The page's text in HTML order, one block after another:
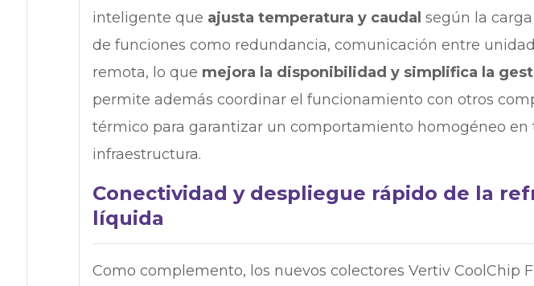
inteligente que ajusta temperatura y caudal según la
de funciones como redundancia, comunicación entre
remota, lo que mejora la disponibilidad y simplifica la
permite además coordinar el funcionamiento con otros
térmico para garantizar un comportamiento homogéneo en
infraestructura.
Conectividad y despliegue rápido de la
líquida
Como complemento, los nuevos colectores Vertiv CoolChip